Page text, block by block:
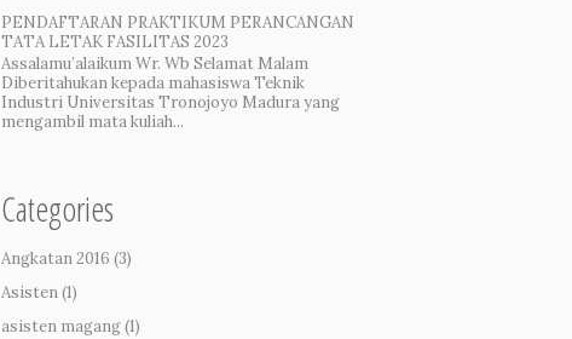
PENDAFTARAN PRAKTIKUM PERANCANGAN
TATA LETAK FASILITAS 2023
Assalamu’alaikum Wr. Wb Selamat Malam
Diberitahukan kepada mahasiswa Teknik
Industri Universitas Tronojoyo Madura yang
mengambil mata kuliah...
Categories
Angkatan 2016 (3)
Asisten(1)
asisten magang(1)